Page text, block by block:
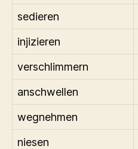
sedieren
injizieren
verschlimmern
anschwellen
wegnehmen
niesen